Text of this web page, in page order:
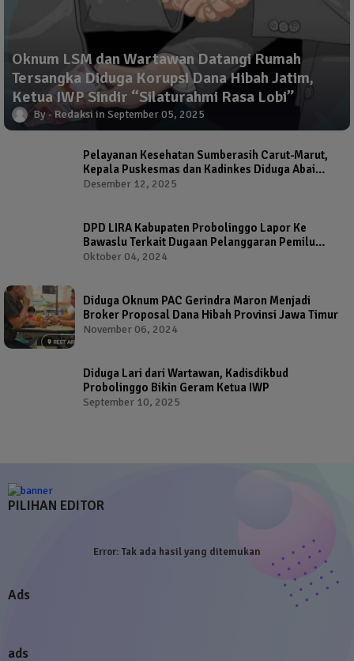
Oknum LSM dan Wartawan Datangi Rumah
Tersangka Diduga Korupsi Dana Hibah Jatim,
Ketua IWP Sindir “Silaturahmi Rasa Lobi”
Redaksi September 05, 2025
Pelayanan Kesehatan Sumberasih Carut-Marut,
Kepala Puskesmas dan Kadinkes Diduga Abai
Warga Jadi Korban
Desember 12, 2025
DPD LIRA Kabupaten Probolinggo Lapor Ke
Bawaslu Terkait Dugaan Pelanggaran Pemilu
Oleh Salah Satu Calon Wakil Bupati Probolinggo
Oktober 04, 2024
Diduga Oknum PAC Gerindra Maron Menjadi
Broker Proposal Dana Hibah Provinsi Jawa Timur
November 06, 2024
Diduga Lari dari Wartawan, Kadisdikbud
Probolinggo Bikin Geram Ketua IWP
September 10, 2025
PILIHAN EDITOR
Error:Tak ada hasil yang ditemukan
Ads
ads